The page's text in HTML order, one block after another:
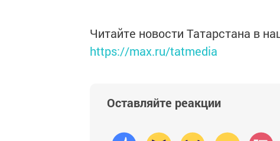
Читайте новости Татарстана в
https://max.ru/tatmedia
Оставляйте реакции